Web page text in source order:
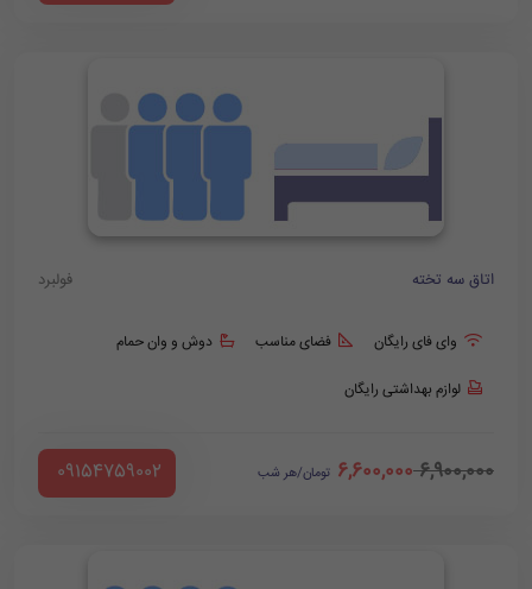
اتاق سه تخته فولبرد
وای فای رایگان فضای مناسب دوش و وان حمام
لوازم بهداشتی رایگان
6,900,000
6,600,000 تومان/هر شب ‪ 09154759002